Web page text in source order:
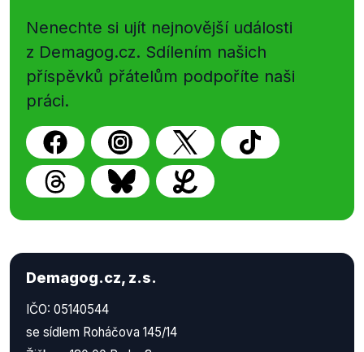
Nenechte si ujít nejnovější události
z Demagog.cz. Sdílením našich
příspěvků přátelům podpoříte naši
práci.
Demagog.cz, z.s.
IČO: 05140544
se sídlem Roháčova 145/14